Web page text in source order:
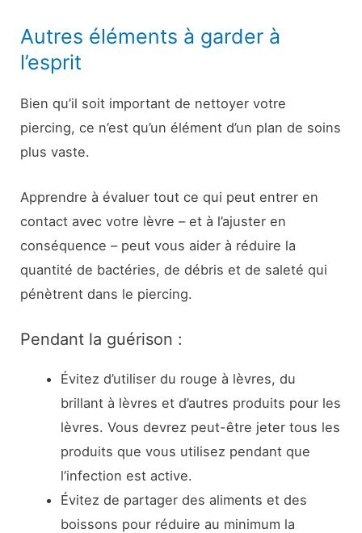
Autres éléments à garder à
l’esprit
Bien qu’il soit important de nettoyer votre
piercing, ce n’est qu’un élément d’un plan de soins
plus vaste.
Apprendre à évaluer tout ce qui peut entrer en
contact avec votre lèvre – et à l’ajuster en
conséquence – peut vous aider à réduire la
quantité de bactéries, de débris et de saleté qui
pénètrent dans le piercing.
Pendant la guérison :
Évitez d’utiliser du rouge à lèvres, du
brillant à lèvres et d’autres produits pour les
lèvres. Vous devrez peut-être jeter tous les
produits que vous utilisez pendant que
l’infection est active.
Évitez de partager des aliments et des
boissons pour réduire au minimum la